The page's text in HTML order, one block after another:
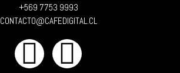
+569 7753 9993
CONTACTO@CAFEDIGITAL.CL